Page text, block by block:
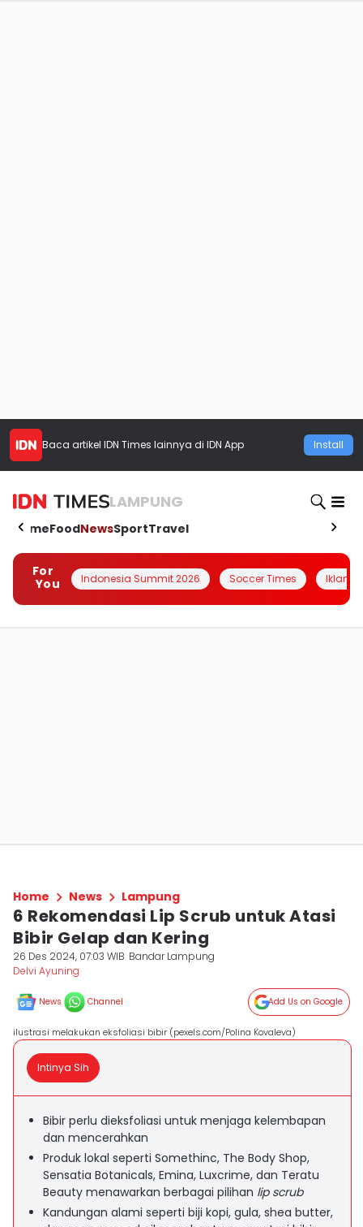
Baca artikel IDN Times lainnya di IDN App Install
LAMPUNG
HomeFoodNewsSportTravel
For
You
Indonesia Summit 2026 Soccer Times Iklanin
Home News Lampung
6 Rekomendasi Lip Scrub untuk Atasi
Bibir Gelap dan Kering
26 Des 2024, 07:03 WIB Bandar Lampung
Delvi Ayuning
News Channel Add Us on Google
ilustrasi melakukan eksfoliasi bibir (pexels.com/Polina Kovaleva)
Intinya Sih
Bibir perlu dieksfoliasi untuk menjaga kelembapan
dan mencerahkan
Produk lokal seperti Somethinc, The Body Shop,
Sensatia Botanicals, Emina, Luxcrime, dan Teratu
Beauty menawarkan berbagai pilihan lip scrub
Kandungan alami seperti biji kopi, gula, shea butter,